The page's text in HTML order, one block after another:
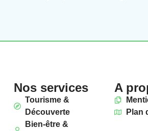
Nos services
Tourisme &
Découverte
Bien-être &
A
Plan